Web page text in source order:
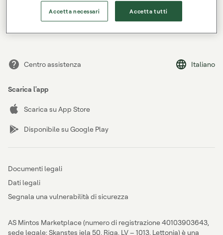
Hai dimenticato la password?
Centro assistenza Italiano
Scarica l'app
Scarica su App Store
Disponibile su Google Play
Documenti legali
Dati legali
Segnala una vulnerabilità di sicurezza
AS Mintos Marketplace (numero di registrazione 40103903643,
sede legale: Skanstes iela 50, Riga, LV – 1013, Lettonia) è una
Accetta necessari Accetta tutti